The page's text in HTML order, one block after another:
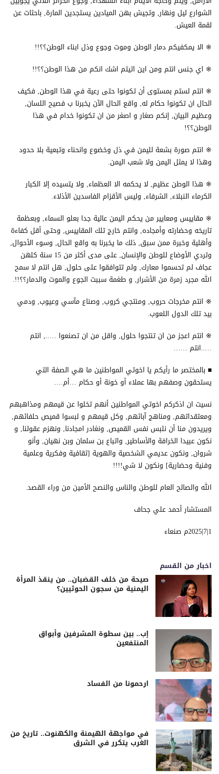
الشوارع ليل ونهار, وتجيش بهن الميادين يستجدين المارة, باحثات عن
لقمة العيش.
※ الا يمكفيكم دمار الوطن وموت وجوع وذل ابناء الوطن؟؟!!
※ اي جنس انتم ومن اين اتيتم اشك انكم من هذا الوطن؟؟!!
※ انتم لستم بمستوى أن تكونوا حتى رعية في هذا الوطن, فكيف
الحال ان تكونوا حكام له, واقع الحال الآن يخبرنا ب فصيح اللسان,
وعظيم البيان, إنكم صغار و اصغر من ان تكونوا خدام في هذا
الوطن؟؟!
※ انتم صورة بشعة لليمن في ذل وخضوع وانحناء وتبعية بلا حدود
وهذا لا يمثل اليمن ولا شعب اليمن.
※ هذا الوطن عظيم, لا يحكمه الا العظماء, ولا يتسيده إلا الكبار
الكرماء النبلاء, الشرفاء, وليس الأقزام الفاسدين الأذلاء.
※ مقاييس ومعايير من يحكم اليمن عالية جدا بعلو السماء, وبعظمة
تاريخه وحضارته وأمجاده, وانتم خارج تلك المقاييس, وحتى أقل كفاءة
وأهلية وخبرة ممن سبق, ذلك ما يخبرنا به واقع الحال, وسوء الأحوال,
وتردي الأوضاع للوطن والإنسان, على مدى أكثر من 15 سنة كلهن
عجاف لم تحسموا معارك, ولم تتوافقوا على حلول, هل انتم لا سمح
الله مجرد زمرة من الأشرار, و طغمة سببت الجوع والموت والدمار؟؟!!.
※ انتم مخرجات حروب, ومنتجي كروب, وصناع مآسي وعيوب, ودمي
بيد تلك الدول اللعوب.
※ انتم اعجز من ان تنتجوا حلول, واقل من ان تصنعوا ….., انتم
…..انتم ……
■ بالمختصر ما رأيكم يا اخوتي المواطنين ما هي الصفة التي
يستحقون وصفهم بها عملاء أو خونة أو حكام …أم….
نسيت ان اذكركم اخوتي المواطنين أنهم تخلوا عن قيمهم ومذاهبهم
ومعتقداتهم, ومناهج آبائهم, وكل قيمهم و لبسوا قميص حلفائهم,
ويريدون منا أن نلبس نفس القميص, ونغادر امجادنا, ونهزم عقولنا, و
نكون عبيدا الخرافة والأساطير, واتباع بن سلمان وبن نهيان, وأنو
شروان, ونكون عديمي الشخصية والهوية [ثقافية وفكرية وعلمية
وفنية وحضارية] ونكون لا شي!!!!
الله والصالح العام للوطن والناس والنصح الأمين من وراء القصد.
المستشار أحمد علي جحاف
1|7|2025م صنعاء
اخبار من القسم
صيحة من خلف القضبان.. من ينقذ المرأة
اليمنية من سجون الحوثيين؟
إب.. بين سطوة المشرفين وأبواق
المنتفعين
ارحمونا من الفساد
في مواجهة الهيمنة والكهنوت.. تاريخ من
الغرب يتكرر في الشرق